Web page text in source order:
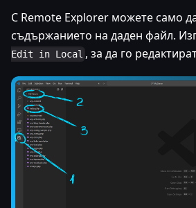
С Remote Explorer можете само
съдържанието на даден файл.
Edit in Local , за да го